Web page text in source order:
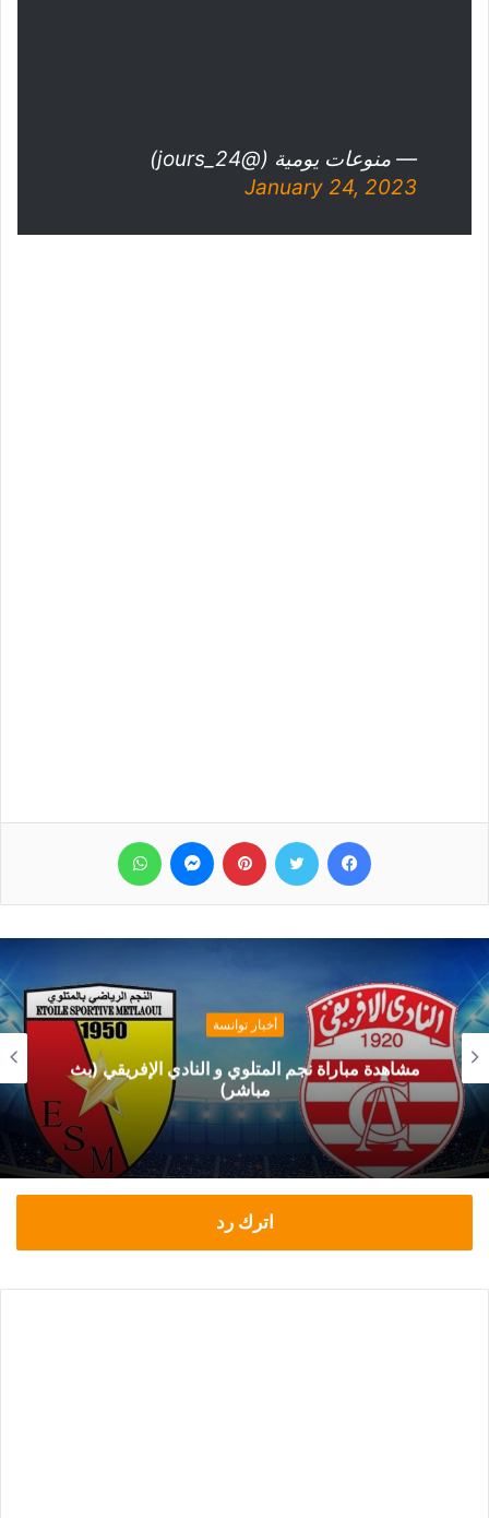
— منوعات يومية (@24_jours)
January 24, 2023
فيسبوك تويتر بينتيريست ماسنجر
أخبار توانسة
مشاهدة مباراة نجم المتلوي و النادي الإفريقي (بث
مباشر)
اترك رد